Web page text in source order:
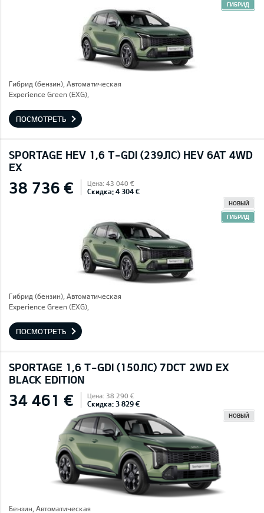
ГИБРИД
Гибрид (бензин), Автоматическая
Experience Green (EXG),
ПОСМОТРЕТЬ
SPORTAGE HEV 1,6 T-GDI (239ЛС) HEV 6AT 4WD
EX
38 736 € Цена: 43 040 €
Скидка: 4 304 €
НОВЫЙ
ГИБРИД
Гибрид (бензин), Автоматическая
Experience Green (EXG),
ПОСМОТРЕТЬ
SPORTAGE 1,6 T-GDI (150ЛС) 7DCT 2WD EX
BLACK EDITION
34 461 € Цена: 38 290 €
Скидка: 3 829 €
НОВЫЙ
Бензин, Автоматическая